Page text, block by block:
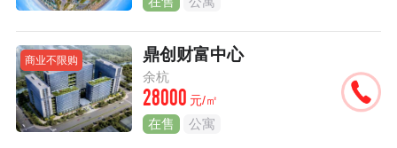
商业不限购 鼎创财富中心
余杭
28000 元/㎡
在售 公寓